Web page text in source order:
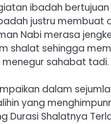
ibadah
justru membuat
Nabi merasa
shalat sehingga
menegur sahabat tadi.
dalam
yang
Durasi Shalatnya